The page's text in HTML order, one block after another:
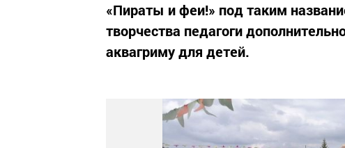
«Пираты и феи!» под таким
творчества педагоги
аквагриму для детей.